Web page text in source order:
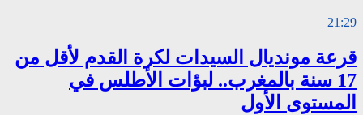
21:29
قرعة مونديال السيدات لكرة القدم لأقل من
17 سنة بالمغرب.. لبؤات الأطلس في
المستوى الأول